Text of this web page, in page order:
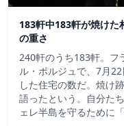
183軒中183軒が焼けた
の重さ
240軒のうち183軒。フ
ル・ポルジュで、7月
した住宅の数だ。焼け
語ったという。自分た
ェレ半島を守るために